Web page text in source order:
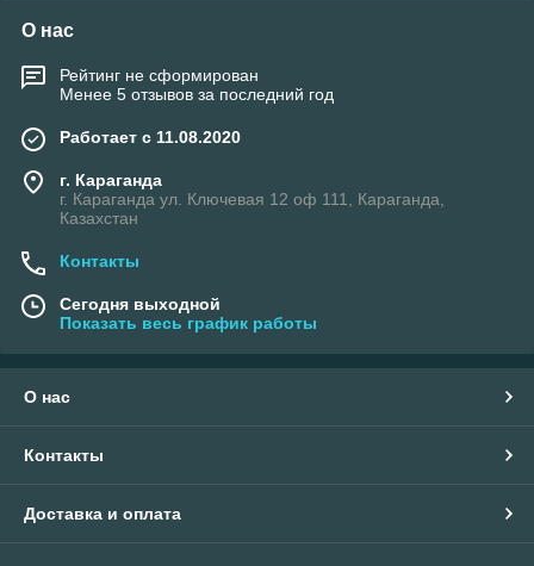
О нас
Рейтинг не сформирован
Менее 5 отзывов за последний год
Работает с 11.08.2020
г. Караганда
г. Караганда ул. Ключевая 12 оф 111, Караганда,
Казахстан
Контакты
Сегодня выходной
Показать весь график работы
О нас
Контакты
Доставка и оплата